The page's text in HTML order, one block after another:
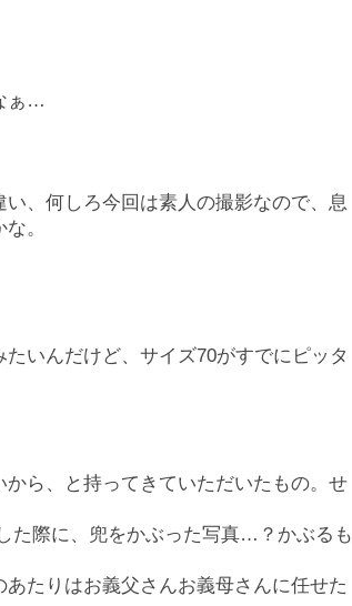
ぁ…
、何しろ今回は素人の撮影なので、息
。
いんだけど、サイズ70がすでにピッタ
ら、と持ってきていただいたもの。せ
た際に、兜をかぶった写真…？かぶるも
たりはお義父さんお義母さんに任せた